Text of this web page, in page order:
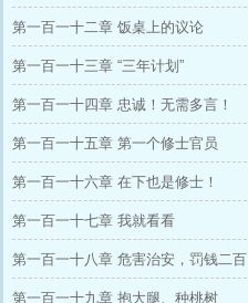
第一百一十二章 饭桌上的议论
第一百一十三章 “三年计划”
第一百一十四章 忠诚！无需多言！
第一百一十五章 第一个修士官员
第一百一十六章 在下也是修士！
第一百一十七章 我就看看
第一百一十八章 危害治安，罚钱二百
第一百一十九章 抱大腿、种桃树